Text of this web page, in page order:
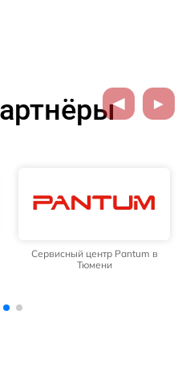
Сервисный центр Pantum в
Тюмени